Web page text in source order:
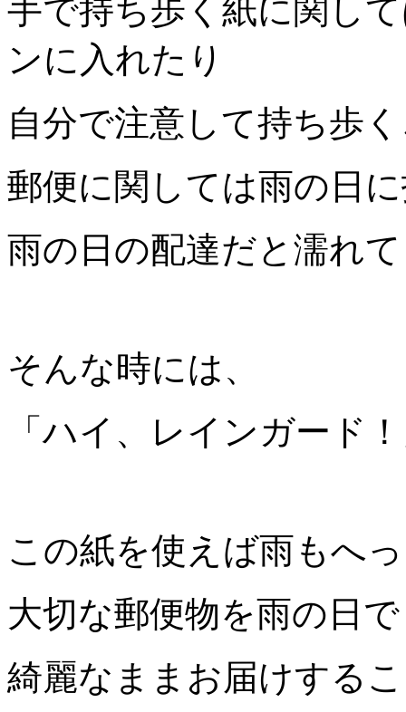
手で持ち歩く紙に関し
ンに入れたり
自分で注意して持ち歩
郵便に関しては雨の日
雨の日の配達だと濡れ
そんな時には、
「ハイ、レインガード
この紙を使えば雨もへ
大切な郵便物を雨の日
綺麗なままお届けする